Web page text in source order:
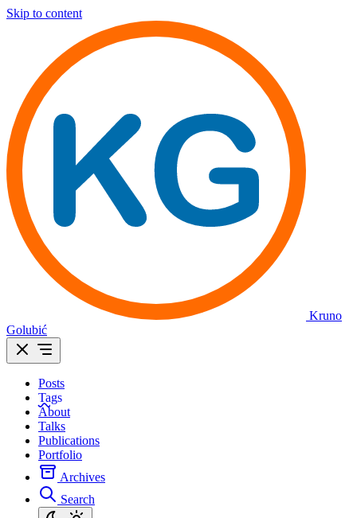
Skip to content
Kruno
Golubić
Posts
Tags
About
Talks
Publications
Portfolio
Archives
Search